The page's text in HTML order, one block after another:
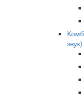
звук)